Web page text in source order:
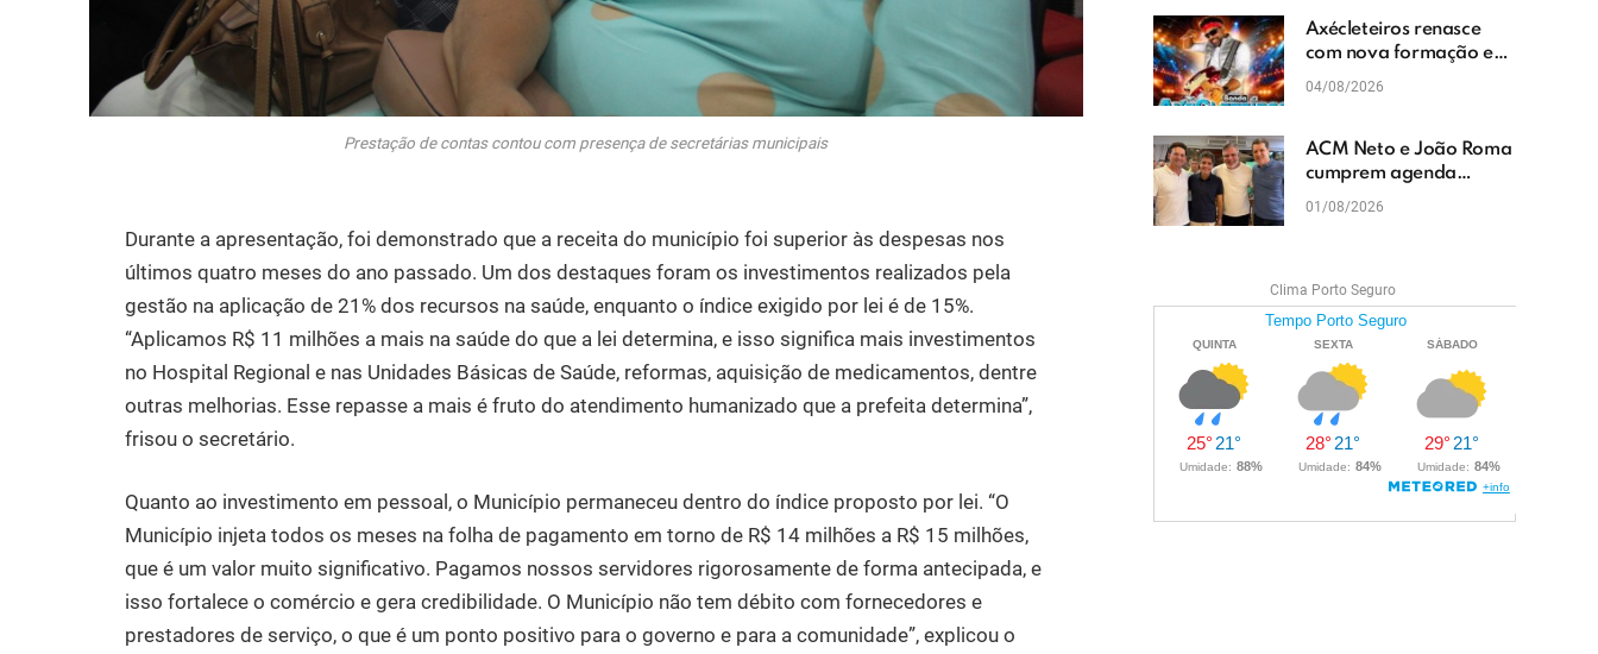
Prestação de contas contou com presença de secretárias municipais
Durante a apresentação, foi demonstrado que a receita do município foi superior às despesas nos
últimos quatro meses do ano passado. Um dos destaques foram os investimentos realizados pela
gestão na aplicação de 21% dos recursos na saúde, enquanto o índice exigido por lei é de 15%.
“Aplicamos R$ 11 milhões a mais na saúde do que a lei determina, e isso significa mais investimentos
no Hospital Regional e nas Unidades Básicas de Saúde, reformas, aquisição de medicamentos, dentre
outras melhorias. Esse repasse a mais é fruto do atendimento humanizado que a prefeita determina”,
frisou o secretário.
Quanto ao investimento em pessoal, o Município permaneceu dentro do índice proposto por lei. “O
Município injeta todos os meses na folha de pagamento em torno de R$ 14 milhões a R$ 15 milhões,
que é um valor muito significativo. Pagamos nossos servidores rigorosamente de forma antecipada, e
isso fortalece o comércio e gera credibilidade. O Município não tem débito com fornecedores e
prestadores de serviço, o que é um ponto positivo para o governo e para a comunidade”, explicou o
Axécleteiros renasce
com nova formação e
promete agitar os
04/08/2026
ACM Neto e João Roma
cumprem agenda
política em Teixeira de
01/08/2026
Clima Porto Seguro